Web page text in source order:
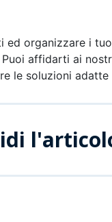
organizzare i
affidarti ai
le soluzioni adatte